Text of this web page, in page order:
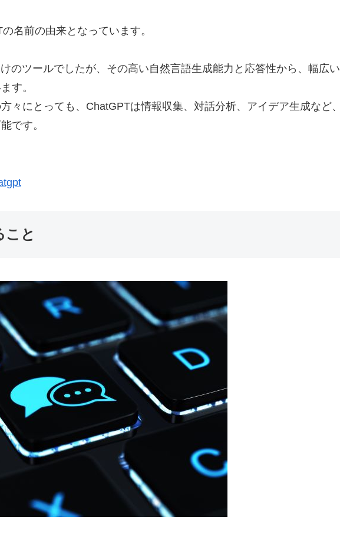
名前の由来となっています。
のツールでしたが、その高い自然言語生成能力と応答性から、幅広い
す。
々にとっても、ChatGPTは情報収集、対話分析、アイデア生成など、
です。
こと